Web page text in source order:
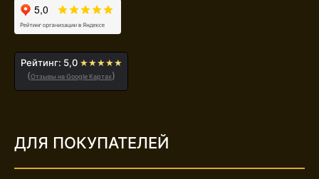
Рейтинг: 5,0 ★★★★★
(Отзывы на Google Картах)
ДЛЯ ПОКУПАТЕЛЕЙ